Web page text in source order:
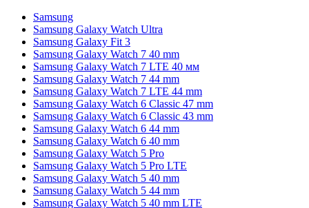
Samsung
Samsung Galaxy Watch Ultra
Samsung Galaxy Fit 3
Samsung Galaxy Watch 7 40 mm
Samsung Galaxy Watch 7 LTE 40 мм
Samsung Galaxy Watch 7 44 mm
Samsung Galaxy Watch 7 LTE 44 mm
Samsung Galaxy Watch 6 Classic 47 mm
Samsung Galaxy Watch 6 Classic 43 mm
Samsung Galaxy Watch 6 44 mm
Samsung Galaxy Watch 6 40 mm
Samsung Galaxy Watch 5 Pro
Samsung Galaxy Watch 5 Pro LTE
Samsung Galaxy Watch 5 40 mm
Samsung Galaxy Watch 5 44 mm
Samsung Galaxy Watch 5 40 mm LTE